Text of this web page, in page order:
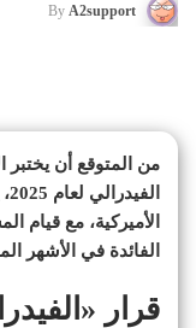
By A2support
من المتوقع أن يختبر
الأميركية، مع قيام
الفائدة في الأشهر
​قرار